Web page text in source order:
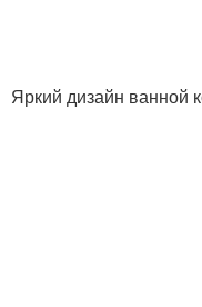
Яркий дизайн ванной